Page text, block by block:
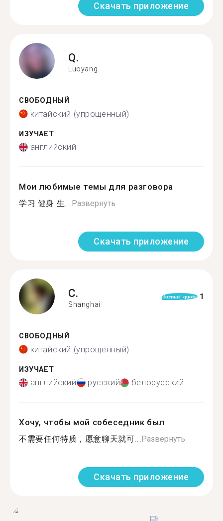
Скачать приложение
Q.
Luoyang
СВОБОДНЫЙ
китайский (упрощенный)
ИЗУЧАЕТ
английский
Мои любимые темы для разговора
学习 健身 生...Развернуть
Скачать приложение
C.
Shanghai
format_quote 1
СВОБОДНЫЙ
китайский (упрощенный)
ИЗУЧАЕТ
английский русский белорусский
Хочу, чтобы мой собеседник был
不需要任何特质，愿意聊天就可...Развернуть
Скачать приложение